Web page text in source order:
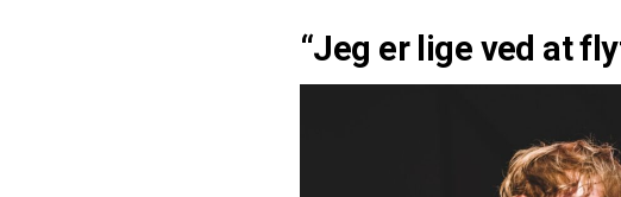
“Jeg er lige ved at